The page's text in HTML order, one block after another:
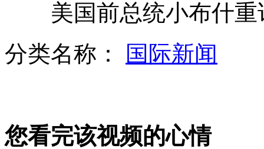
上海医药：涉嫌造假内部争斗成关注焦点
监控实拍：男子当街遗弃4岁男童
美国前总统小布什重
分类名称：
国际新闻
您看完该视频的心情